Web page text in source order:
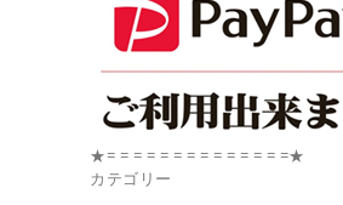
★= = = = = = = = = = = = = =★
カテゴリー